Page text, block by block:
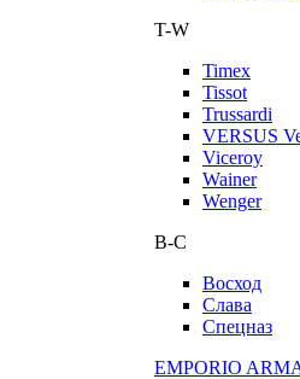
T-W
Timex
Tissot
Trussardi
VERSUS
Viceroy
Wainer
Wenger
В-С
Восход
Слава
Спецназ
EMPORIO